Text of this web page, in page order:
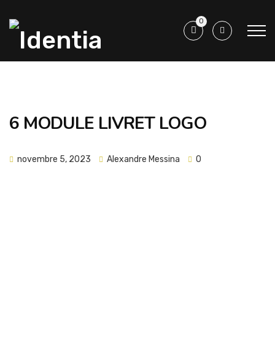
0
6 MODULE LIVRET LOGO
novembre 5, 2023 Alexandre Messina 0